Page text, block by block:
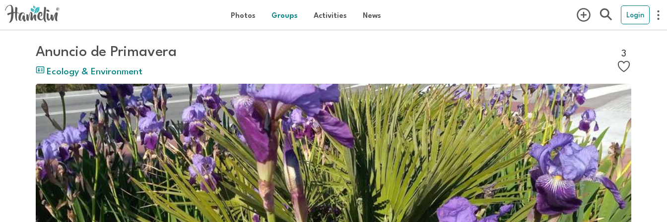
Photos Groups Activities News Login
Anuncio de Primavera
Ecology & Environment
3